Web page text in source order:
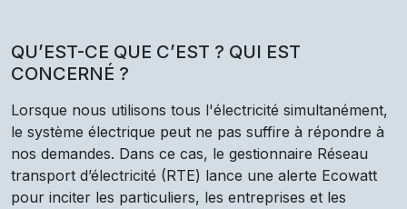
QU’EST-CE QUE C’EST ? QUI EST
CONCERNÉ ?
Lorsque nous utilisons tous l'électricité simultanément,
le système électrique peut ne pas suffire à répondre à
nos demandes. Dans ce cas, le gestionnaire Réseau
transport d’électricité (RTE) lance une alerte Ecowatt
pour inciter les particuliers, les entreprises et les